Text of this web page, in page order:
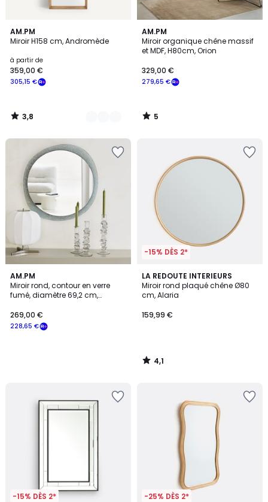
AM.PM
Miroir H158 cm, Andromède
à partir de
305,15 €
359,00 €
3,8
/ 5
2
Couleurs
3,8
/
AM.PM
Miroir organique chêne massif
et MDF, H80cm, Orion
279,65 €
329,00 €
5
/
5
5
/
AM.PM
Miroir rond, contour en verre
fumé, diamètre 69,2 cm,
228,65 €
269,00 €
-15% DÈS 2*
LA REDOUTE INTERIEURS
Miroir rond plaqué chêne Ø80
cm, Alaria
159,99 €
4,1
/ 5
4,1
/
-15% DÈS 2* -25% DÈS 2*